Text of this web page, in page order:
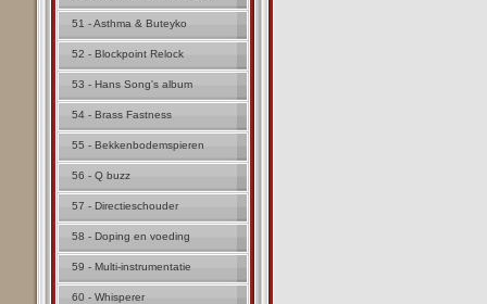
51 - Asthma & Buteyko
52 - Blockpoint Relock
53 - Hans Song's album
54 - Brass Fastness
55 - Bekkenbodemspieren
56 - Q buzz
57 - Directieschouder
58 - Doping en voeding
59 - Multi-instrumentatie
60 - Whisperer